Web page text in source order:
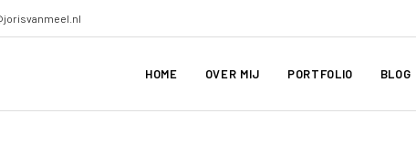
HOME OVER MIJ PORTFOLIO BLOG